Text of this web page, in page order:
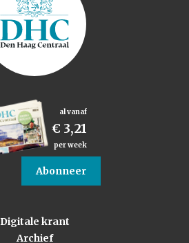
al vanaf
€ 3,21
per week
Abonneer
Digitale krant
Archief